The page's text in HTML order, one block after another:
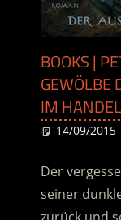
BOOKS |
GEWÖLBE
IM
14/09/2015
Der
seiner